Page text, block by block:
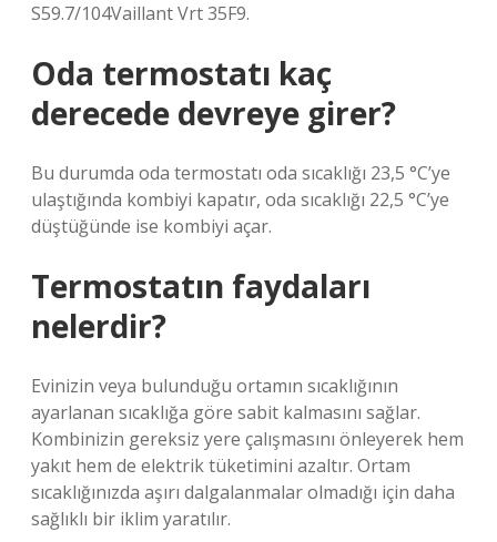
S59.7/104Vaillant Vrt 35F9.
Oda termostatı kaç
derecede devreye girer?
Bu durumda oda termostatı oda sıcaklığı 23,5 °C’ye
ulaştığında kombiyi kapatır, oda sıcaklığı 22,5 °C’ye
düştüğünde ise kombiyi açar.
Termostatın faydaları
nelerdir?
Evinizin veya bulunduğu ortamın sıcaklığının
ayarlanan sıcaklığa göre sabit kalmasını sağlar.
Kombinizin gereksiz yere çalışmasını önleyerek hem
yakıt hem de elektrik tüketimini azaltır. Ortam
sıcaklığınızda aşırı dalgalanmalar olmadığı için daha
sağlıklı bir iklim yaratılır.